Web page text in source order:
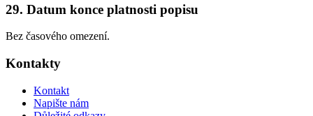
29. Datum konce platnosti popisu
Bez časového omezení.
Kontakty
Kontakt
Napište nám